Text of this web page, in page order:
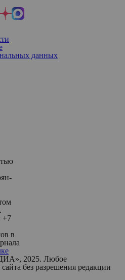
данных
+7
в
2025. Любое
без разрешения редакции